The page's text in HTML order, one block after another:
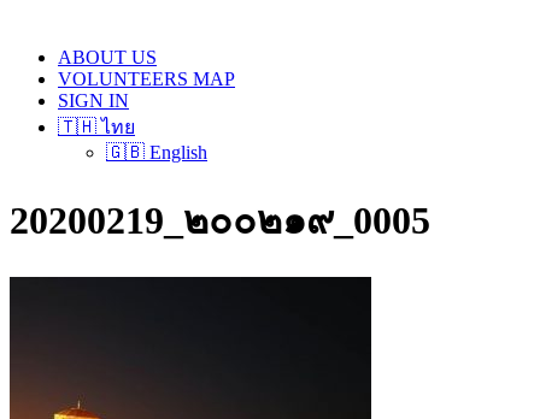
ABOUT US
VOLUNTEERS MAP
SIGN IN
🇹🇭 ไทย
🇬🇧 English
20200219_๒๐๐๒๑๙_0005